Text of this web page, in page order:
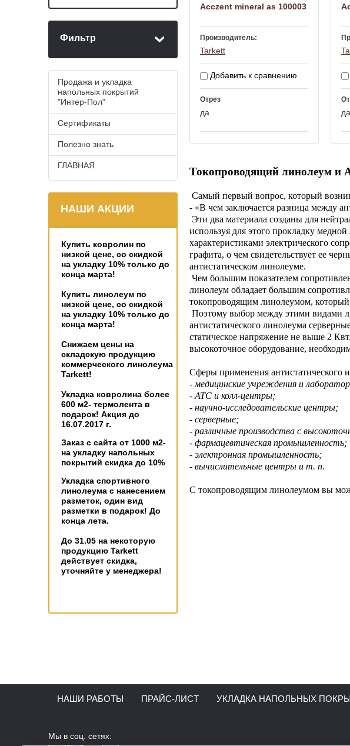
Acczent mineral as 100003
Производитель:
Tarkett
Добавить к сравнению
Отрез
да да
Токопроводящий линолеум и
Самый первый вопрос, который
- «В чем заключается разница между
Эти два материала созданы для
используя для этого прокладку
характеристиками электрического
графита, о чем свидетельствует ее
антистатическом линолеуме.
Чем большим показателем
линолеум обладает большим
токопроводящим линолеумом,
Поэтому выбор между этими видами
антистатического линолеума
статическое напряжение не выше 2
высокоточное оборудование,
Сферы применения антистатического
- медицинские учреждения и
- АТС и колл-центры;
- научно-исследовательские центры;
- серверные;
- различные производства с
- фармацевтическая промышленность;
- электронная промышленность;
- вычислительные центры и т. п.
С токопроводящим линолеумом вы
Фильтр
Продажа и укладка
напольных покрытий
"Интер-Пол"
Сертификаты
Полезно знать
ГЛАВНАЯ
НАШИ АКЦИИ
Купить ковролин по
низкой цене, со скидкой
на укладку 10% только до
конца марта!
Купить линолеум по
низкой цене, со скидкой
на укладку 10% только до
конца марта!
Снижаем цены на
складскую продукцию
коммерческого линолеума
Tarkett!
Укладка ковролина более
600 м2- термолента в
подарок! Акция до
16.07.2017 г.
Заказ с сайта от 1000 м2-
на укладку напольных
покрытий скидка до 10%
Укладка спортивного
линолеума с нанесением
разметок, один вид
разметки в подарок! До
конца лета.
До 31.05 на некоторую
продукцию Tarkett
действует скидка,
уточняйте у менеджера!
НАШИ РАБОТЫ ПРАЙС-ЛИСТ УКЛАДКА НАПОЛЬНЫХ
Мы в соц. сетях: